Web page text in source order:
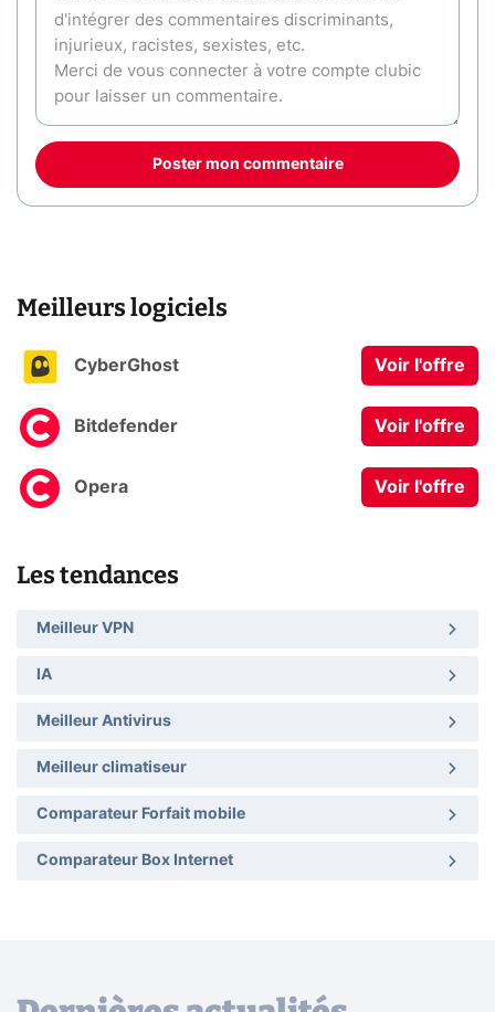
Poster mon commentaire
Meilleurs logiciels
CyberGhost Voir l'offre
Bitdefender Voir l'offre
Opera Voir l'offre
Les tendances
Meilleur VPN
IA
Meilleur Antivirus
Meilleur climatiseur
Comparateur Forfait mobile
Comparateur Box Internet